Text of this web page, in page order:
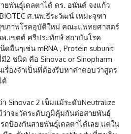
ยพันธุ์เดลตาได้ ดร. อนันต์ จงแก้ว
ศ.นพ.ธีระวัฒน์ เหมะจุฑา
ภาพโรคอุบัติใหม่ คณะแพทยศาสตร์
.เขตต์ ศรีประทักษ์ สถาบันโรค
อื่นๆเช่น mRNA , Protein subunit
2 ชนิด คือ Sinovac or Sinopharm
รื่องจำเป็นที่ต้องรีบหาคำตอบว่าสูตร
ด้
Sinovac 2 เข็มแม้ระดับNeutralize
าจะวัดระดับภูมิคุ้มกันต่อสายพันธ์ุ
ถป้องกันสายพันธุ์เดลตาได้เลย แต่ใน